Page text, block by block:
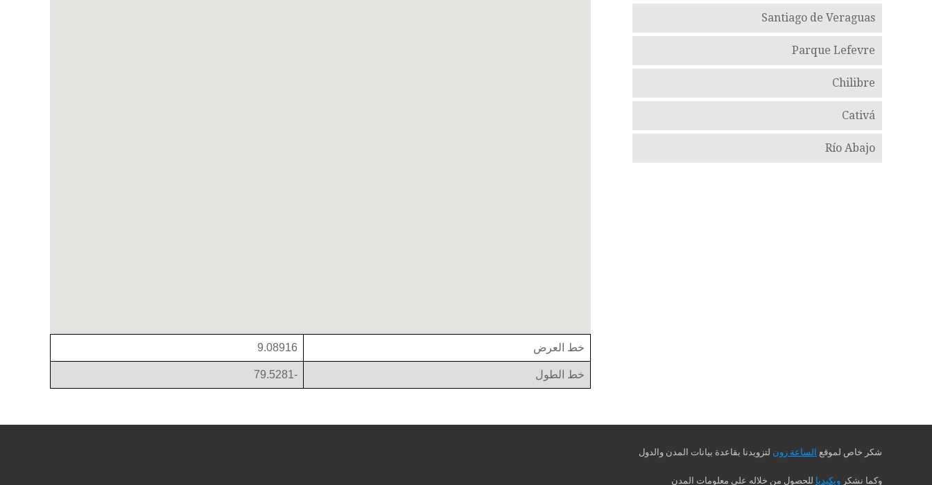
خط العرض 9.08916
خط الطول -79.5281
Santiago de Veraguas
Parque Lefevre
Chilibre
Cativá
Río Abajo
شكر خاص لموقع الساعة زون لتزويدنا بقاعدة بيانات المدن والدول
وكما نشكر ويكيديا للحصول من خلاله على معلومات المدن